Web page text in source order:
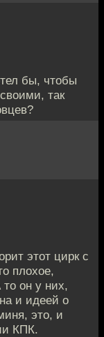
бы, чтобы
так
этот цирк с
плохое,
он у них,
и идеей о
это, и
КПК.